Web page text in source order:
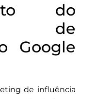
do
de
Google
de influência